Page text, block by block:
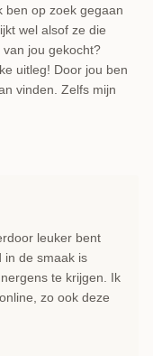
ben op zoek gegaan
wel alsof ze die
jou gekocht?
uitleg! Door jou ben
vinden. Zelfs mijn
leuker bent
in de smaak is
te krijgen. Ik
zo ook deze